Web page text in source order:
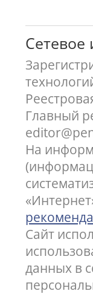
Главный
На
Сайт
данных в